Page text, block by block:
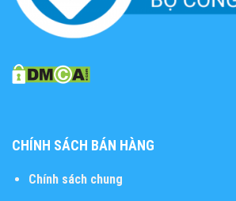
CHÍNH SÁCH BÁN HÀNG
Chính sách chung